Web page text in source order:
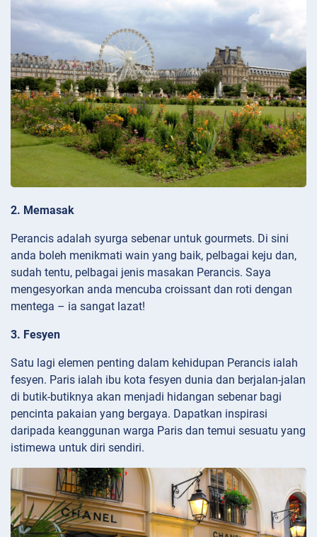
2. Memasak
Perancis adalah syurga sebenar untuk gourmets. Di sini
anda boleh menikmati wain yang baik, pelbagai keju dan,
sudah tentu, pelbagai jenis masakan Perancis. Saya
mengesyorkan anda mencuba croissant dan roti dengan
mentega – ia sangat lazat!
3. Fesyen
Satu lagi elemen penting dalam kehidupan Perancis ialah
fesyen. Paris ialah ibu kota fesyen dunia dan berjalan-jalan
di butik-butiknya akan menjadi hidangan sebenar bagi
pencinta pakaian yang bergaya. Dapatkan inspirasi
daripada keanggunan warga Paris dan temui sesuatu yang
istimewa untuk diri sendiri.